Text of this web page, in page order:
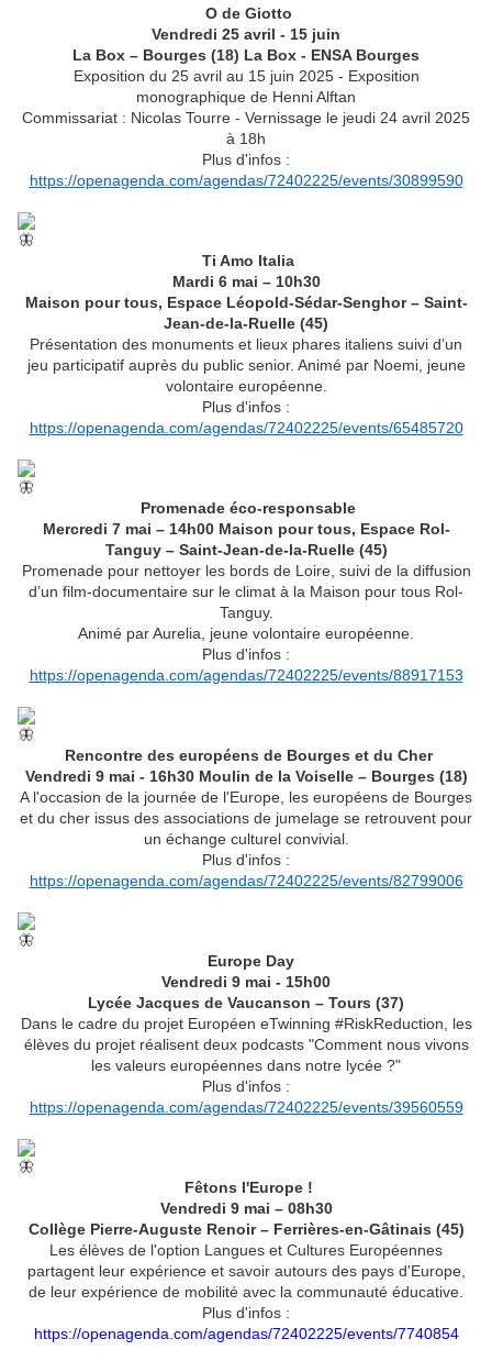
O de Giotto
Vendredi 25 avril - 15 juin
La Box – Bourges (18) La Box - ENSA Bourges
Exposition du 25 avril au 15 juin 2025 - Exposition
monographique de Henni Alftan
Commissariat : Nicolas Tourre - Vernissage le jeudi 24 avril 2025
à 18h
Plus d'infos :
https://openagenda.com/agendas/72402225/events/30899590
Ti Amo Italia
Mardi 6 mai – 10h30
Maison pour tous, Espace Léopold-Sédar-Senghor – Saint-
Jean-de-la-Ruelle (45)
Présentation des monuments et lieux phares italiens suivi d’un
jeu participatif auprès du public senior. Animé par Noemi, jeune
volontaire européenne.
Plus d'infos :
https://openagenda.com/agendas/72402225/events/65485720
Promenade éco-responsable
Mercredi 7 mai – 14h00 Maison pour tous, Espace Rol-
Tanguy – Saint-Jean-de-la-Ruelle (45)
Promenade pour nettoyer les bords de Loire, suivi de la diffusion
d’un film-documentaire sur le climat à la Maison pour tous Rol-
Tanguy.
Animé par Aurelia, jeune volontaire européenne.
Plus d'infos :
https://openagenda.com/agendas/72402225/events/88917153
Rencontre des européens de Bourges et du Cher
Vendredi 9 mai - 16h30 Moulin de la Voiselle – Bourges (18)
A l'occasion de la journée de l'Europe, les européens de Bourges
et du cher issus des associations de jumelage se retrouvent pour
un échange culturel convivial.
Plus d'infos :
https://openagenda.com/agendas/72402225/events/82799006
Europe Day
Vendredi 9 mai - 15h00
Lycée Jacques de Vaucanson – Tours (37)
Dans le cadre du projet Européen eTwinning #RiskReduction, les
élèves du projet réalisent deux podcasts "Comment nous vivons
les valeurs européennes dans notre lycée ?"
Plus d'infos :
https://openagenda.com/agendas/72402225/events/39560559
Fêtons l'Europe !
Vendredi 9 mai – 08h30
Collège Pierre-Auguste Renoir – Ferrières-en-Gâtinais (45)
Les élèves de l'option Langues et Cultures Européennes
partagent leur expérience et savoir autours des pays d'Europe,
de leur expérience de mobilité avec la communauté éducative.
Plus d'infos :
https://openagenda.com/agendas/72402225/events/7740854